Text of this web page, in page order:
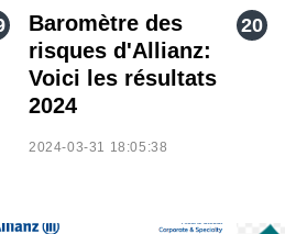
Baromètre des
risques d'Allianz:
Voici les résultats
2024
2024-03-31 18:05:38